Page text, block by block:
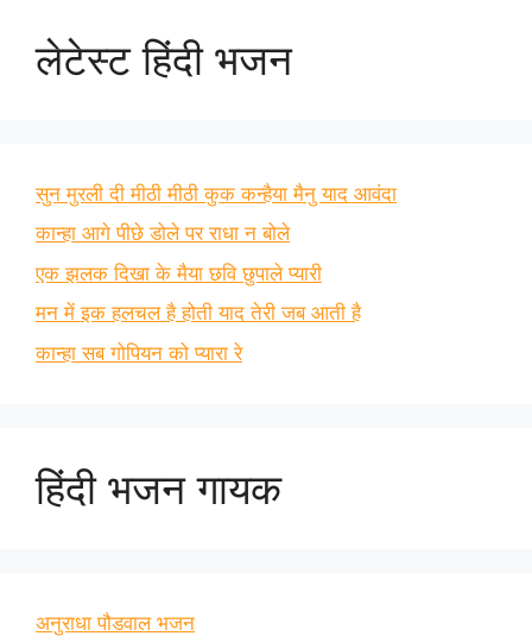
लेटेस्ट हिंदी भजन
सुन मुरली दी मीठी मीठी कुक कन्हैया मैनु याद आवंदा
कान्हा आगे पीछे डोले पर राधा न बोले
एक झलक दिखा के मैया छवि छुपाले प्यारी
मन में इक हलचल है होती याद तेरी जब आती है
कान्हा सब गोपियन को प्यारा रे
हिंदी भजन गायक
अनुराधा पौडवाल भजन